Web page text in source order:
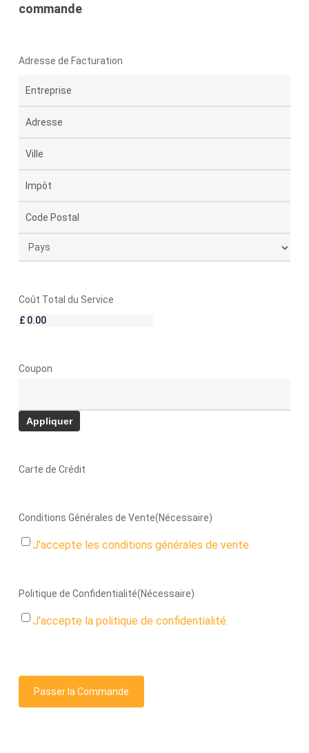
commande
Adresse de Facturation
Adresse
Adresse
Ville
État/Province/Région
Code
postal
Coût Total du Service
Coupon
Carte de Crédit
Conditions Générales de Vente(Nécessaire)
J'accepte les conditions générales de vente.
Politique de Confidentialité(Nécessaire)
J'accepte la politique de confidentialité.